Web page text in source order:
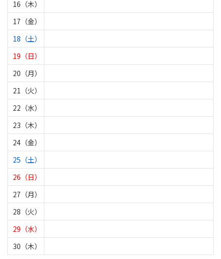
16（木）
17（金）
18（土）
19（日）
20（月）
21（火）
22（水）
23（木）
24（金）
25（土）
26（日）
27（月）
28（火）
29（水）
30（木）